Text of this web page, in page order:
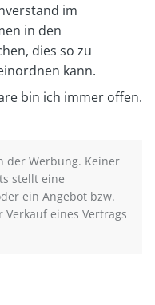
im
in den
dies so zu
kann.
bin ich immer offen.
der Werbung. Keiner
stellt eine
ein Angebot bzw.
eines Vertrags